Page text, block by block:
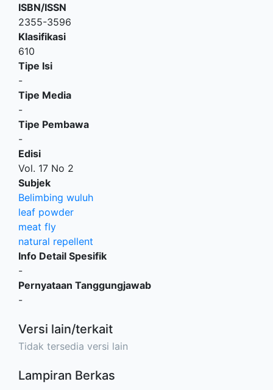
ISBN/ISSN
2355-3596
Klasifikasi
610
Tipe Isi
-
Tipe Media
-
Tipe Pembawa
-
Edisi
Vol. 17 No 2
Subjek
Belimbing wuluh
leaf powder
meat fly
natural repellent
Info Detail Spesifik
-
Pernyataan Tanggungjawab
-
Versi lain/terkait
Tidak tersedia versi lain
Lampiran Berkas